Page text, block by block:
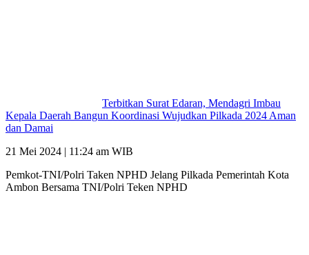
Terbitkan Surat Edaran, Mendagri Imbau
Kepala Daerah Bangun Koordinasi Wujudkan Pilkada 2024 Aman
dan Damai
21 Mei 2024 | 11:24 am WIB
Pemkot-TNI/Polri Taken NPHD Jelang Pilkada Pemerintah Kota
Ambon Bersama TNI/Polri Teken NPHD